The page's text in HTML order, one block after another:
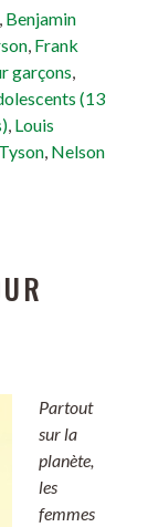
, Benjamin
, Frank
garçons,
(13
, Louis
, Nelson
Partout
sur la
planète,
les
femmes